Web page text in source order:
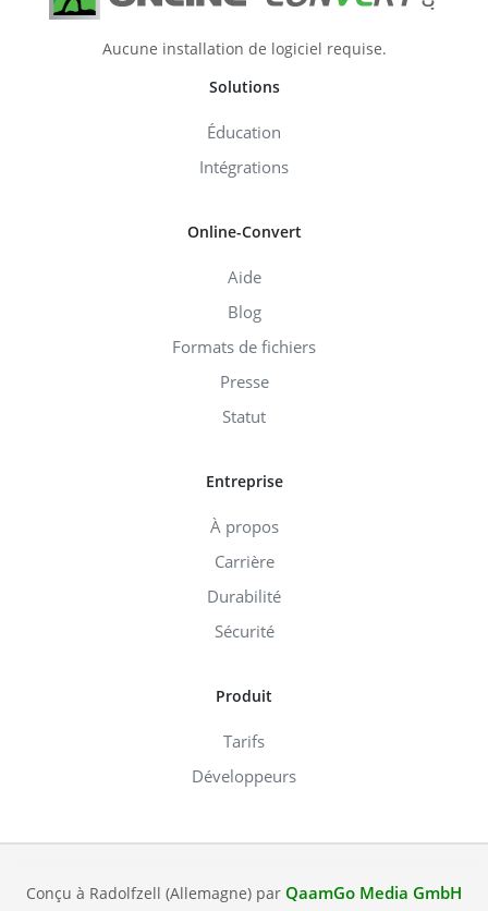
Aucune installation de logiciel requise.
Solutions
Éducation
Intégrations
Online-Convert
Aide
Blog
Formats de fichiers
Presse
Statut
Entreprise
À propos
Carrière
Durabilité
Sécurité
Produit
Tarifs
Développeurs
Conçu à Radolfzell (Allemagne) par QaamGo Media GmbH